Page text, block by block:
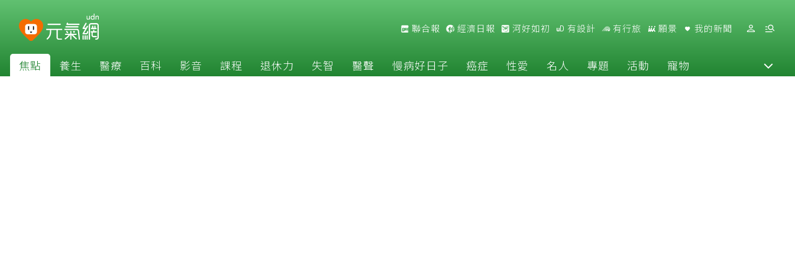
聯合報 經濟日報 河好如初 有設計 有行旅 願景 我的新聞
焦點 養生 醫療 百科 影音 課程 退休力 失智 醫聲 慢病好日子 癌症 性愛 名人 專題 活動 寵物